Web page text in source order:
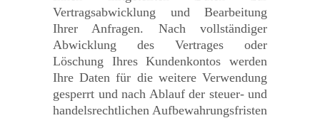
Vertragsabwicklung und Bearbeitung
Ihrer Anfragen. Nach vollständiger
Abwicklung des Vertrages oder
Löschung Ihres Kundenkontos werden
Ihre Daten für die weitere Verwendung
gesperrt und nach Ablauf der steuer- und
handelsrechtlichen Aufbewahrungsfristen